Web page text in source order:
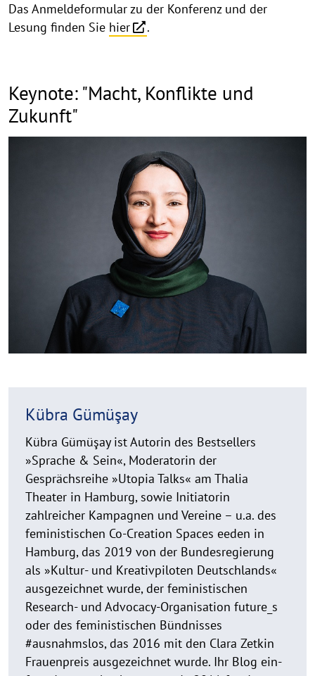
Das Anmeldeformular zu der Konferenz und der
Lesung finden Sie hier .
Keynote: "Macht, Konflikte und
Zukunft"
Kübra Gümüşay
Kübra Gümüşay ist Autorin des Bestsellers
»Sprache & Sein«, Moderatorin der
Gesprächsreihe »Utopia Talks« am Thalia
Theater in Hamburg, sowie Initiatorin
zahlreicher Kampagnen und Vereine – u.a. des
feministischen Co-Creation Spaces eeden in
Hamburg, das 2019 von der Bundesregierung
als »Kultur- und Kreativpiloten Deutschlands«
ausgezeichnet wurde, der feministischen
Research- und Advocacy-Organisation future_s
oder des feministischen Bündnisses
#ausnahmslos, das 2016 mit den Clara Zetkin
Frauenpreis ausgezeichnet wurde. Ihr Blog ein-